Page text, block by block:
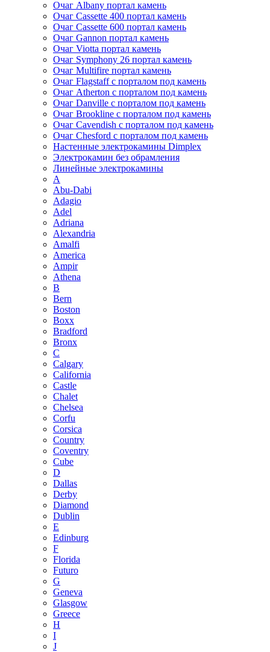
Очаг Albany портал камень
Очаг Cassette 400 портал камень
Очаг Cassette 600 портал камень
Очаг Gannon портал камень
Очаг Viotta портал камень
Очаг Symphony 26 портал камень
Очаг Multifire портал камень
Очаг Flagstaff с порталом под камень
Очаг Atherton с порталом под камень
Очаг Danville с порталом под камень
Очаг Brookline с порталом под камень
Очаг Cavendish с порталом под камень
Очаг Chesford с порталом под камень
Настенные электрокамины Dimplex
Электрокамин без обрамления
Линейные электрокамины
A
Abu-Dabi
Adagio
Adel
Adriana
Alexandria
Amalfi
America
Ampir
Athena
B
Bern
Boston
Boxx
Bradford
Bronx
C
Calgary
California
Castle
Chalet
Chelsea
Corfu
Corsica
Country
Coventry
Cube
D
Dallas
Derby
Diamond
Dublin
E
Edinburg
F
Florida
Futuro
G
Geneva
Glasgow
Greece
H
I
J